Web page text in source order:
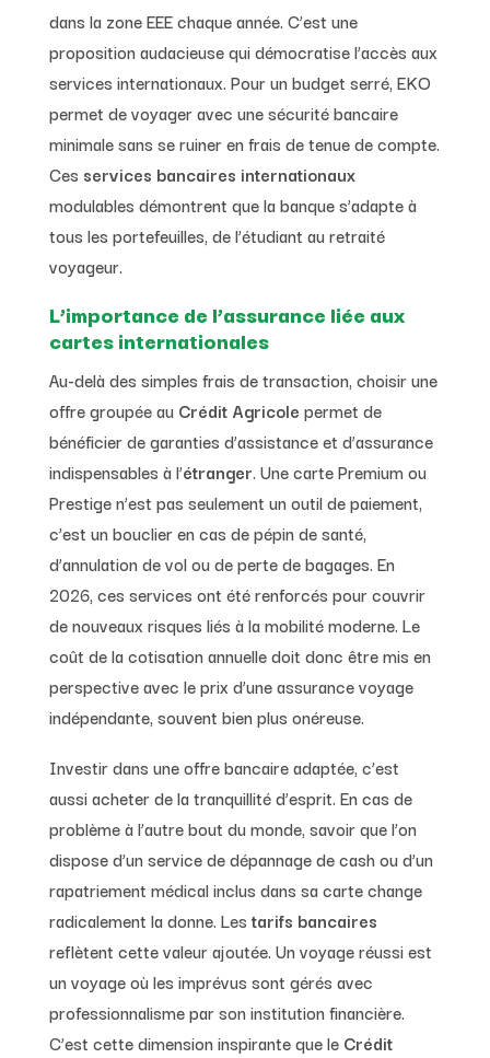
dans la zone EEE chaque année. C’est une
proposition audacieuse qui démocratise l’accès aux
services internationaux. Pour un budget serré, EKO
permet de voyager avec une sécurité bancaire
minimale sans se ruiner en frais de tenue de compte.
Ces services bancaires internationaux
modulables démontrent que la banque s’adapte à
tous les portefeuilles, de l’étudiant au retraité
voyageur.
L’importance de l’assurance liée aux
cartes internationales
Au-delà des simples frais de transaction, choisir une
offre groupée au Crédit Agricole permet de
bénéficier de garanties d’assistance et d’assurance
indispensables à l’étranger. Une carte Premium ou
Prestige n’est pas seulement un outil de paiement,
c’est un bouclier en cas de pépin de santé,
d’annulation de vol ou de perte de bagages. En
2026, ces services ont été renforcés pour couvrir
de nouveaux risques liés à la mobilité moderne. Le
coût de la cotisation annuelle doit donc être mis en
perspective avec le prix d’une assurance voyage
indépendante, souvent bien plus onéreuse.
Investir dans une offre bancaire adaptée, c’est
aussi acheter de la tranquillité d’esprit. En cas de
problème à l’autre bout du monde, savoir que l’on
dispose d’un service de dépannage de cash ou d’un
rapatriement médical inclus dans sa carte change
radicalement la donne. Les tarifs bancaires
reflètent cette valeur ajoutée. Un voyage réussi est
un voyage où les imprévus sont gérés avec
professionnalisme par son institution financière.
C’est cette dimension inspirante que le Crédit